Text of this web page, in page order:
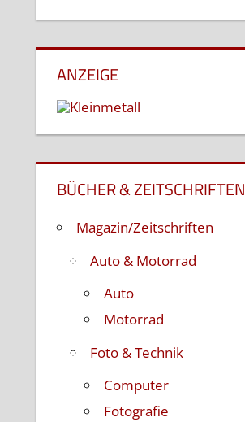
ANZEIGE
BÜCHER & ZEITSCHRIFTEN
Magazin/Zeitschriften
Auto & Motorrad
Auto
Motorrad
Foto & Technik
Computer
Fotografie